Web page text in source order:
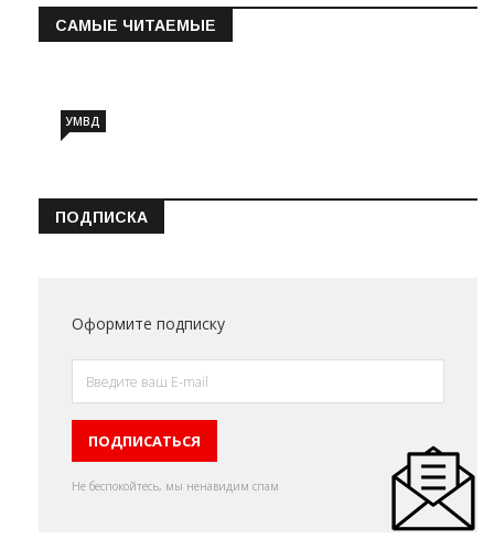
САМЫЕ ЧИТАЕМЫЕ
УМВД
ПОДПИСКА
Оформите подписку
Не беспокойтесь, мы ненавидим спам